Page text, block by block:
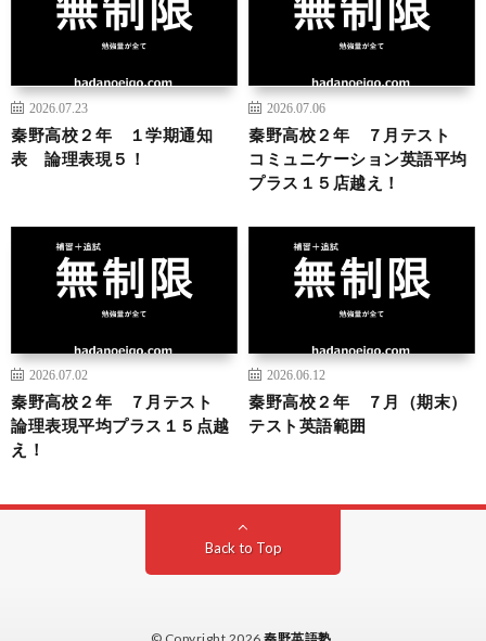
2026.07.23
秦野高校２年 １学期通知
表 論理表現５！
2026.07.06
秦野高校２年 ７月テスト
コミュニケーション英語平均
プラス１５店越え！
2026.07.02
秦野高校２年 ７月テスト
論理表現平均プラス１５点越
え！
2026.06.12
秦野高校２年 ７月（期末）
テスト英語範囲
Back to Top